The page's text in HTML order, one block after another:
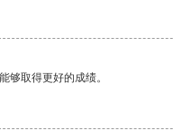
够取得更好的成绩。